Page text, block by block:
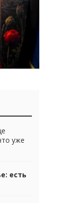
уже
есть